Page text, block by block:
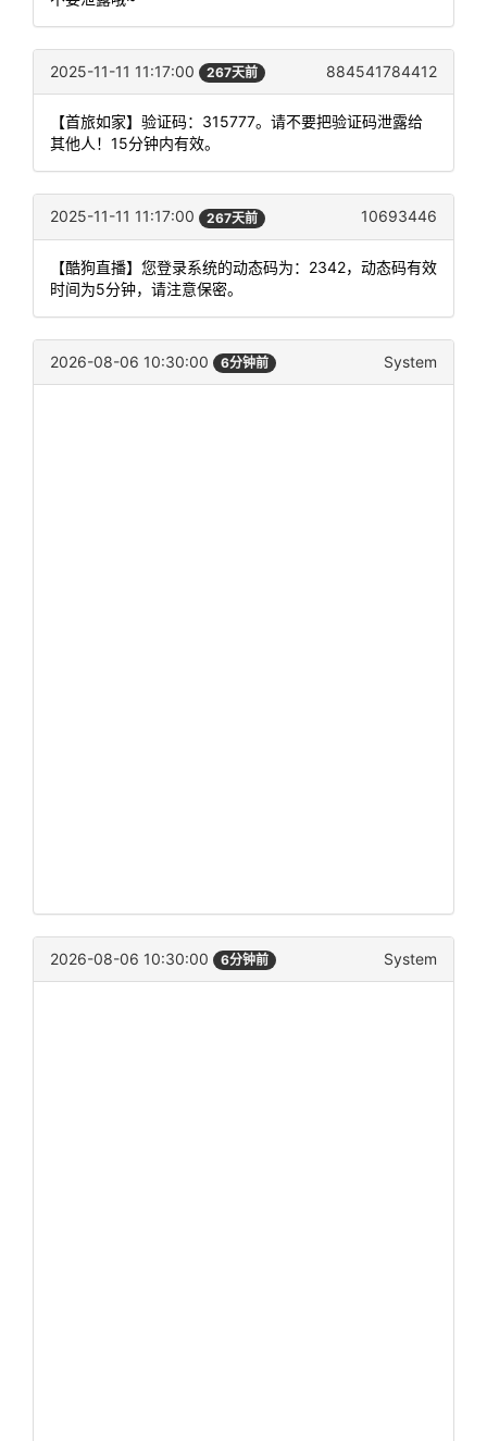
2025-11-11 11:17:00 267天前 884541784412
【首旅如家】验证码：315777。请不要把验证码泄露给
其他人！15分钟内有效。
2025-11-11 11:17:00 267天前 10693446
【酷狗直播】您登录系统的动态码为：2342，动态码有效
时间为5分钟，请注意保密。
2026-08-06 10:30:00 6分钟前 System
2026-08-06 10:30:00 6分钟前 System